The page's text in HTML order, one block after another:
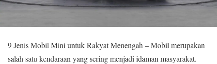
9 Jenis Mobil Mini untuk Rakyat Menengah – Mobil merupakan
salah satu kendaraan yang sering menjadi idaman masyarakat.